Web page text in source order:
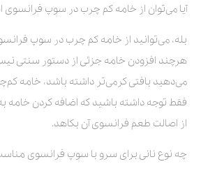
آیا می‌توان از خامه کم چرب در سوپ فرانسوی
بله، می‌توانید از خامه کم چرب در سوپ
هرچند افزودن خامه جزئی از دستور سنتی
می‌دهید بافتی کرمی‌تر داشته باشد، خامه
فقط توجه داشته باشید که اضافه کردن
از اصالت طعم فرانسوی آن بکاهد.
چه نوع نانی برای سرو با سوپ فرانسوی